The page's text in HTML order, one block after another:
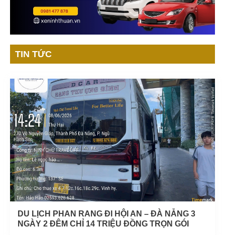
TIN TỨC
DU LỊCH PHAN RANG ĐI HỘI AN – ĐÀ NẴNG 3
NGÀY 2 ĐÊM CHỈ 14 TRIỆU ĐỒNG TRỌN GÓI